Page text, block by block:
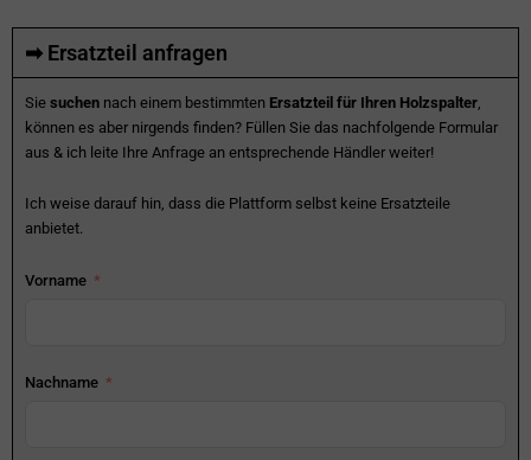
➡ Ersatzteil anfragen
Sie suchen nach einem bestimmten Ersatzteil für Ihren Holzspalter
können es aber nirgends finden? Füllen Sie das nachfolgende Formular
aus & ich leite Ihre Anfrage an entsprechende Händler weiter!
Ich weise darauf hin, dass die Plattform selbst keine Ersatzteile
anbietet.
Vorname
Nachname